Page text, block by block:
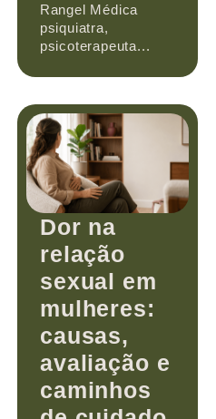
Rangel Médica
psiquiatra,
psicoterapeuta...
Dor na
relação
sexual em
mulheres:
causas,
avaliação e
caminhos